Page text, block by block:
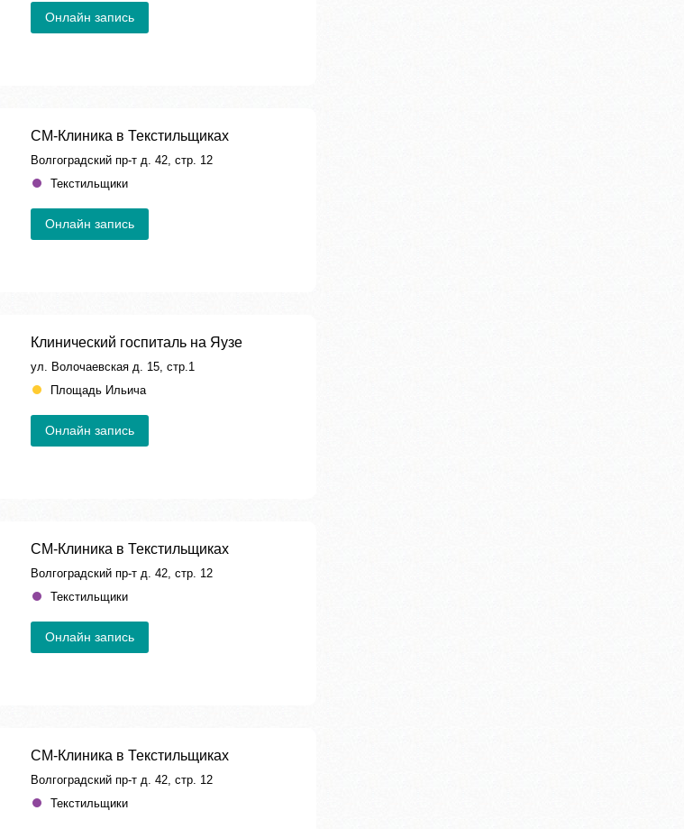
Онлайн запись
СМ-Клиника в Текстильщиках
Волгоградский пр-т д. 42, стр. 12
Текстильщики
Онлайн запись
Клинический госпиталь на Яузе
ул. Волочаевская д. 15, стр.1
Площадь Ильича
Онлайн запись
СМ-Клиника в Текстильщиках
Волгоградский пр-т д. 42, стр. 12
Текстильщики
Онлайн запись
СМ-Клиника в Текстильщиках
Волгоградский пр-т д. 42, стр. 12
Текстильщики